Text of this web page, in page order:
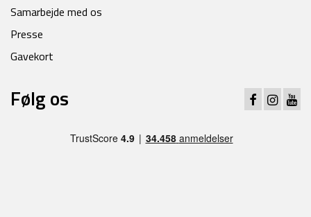
Samarbejde med os
Presse
Gavekort
Følg os